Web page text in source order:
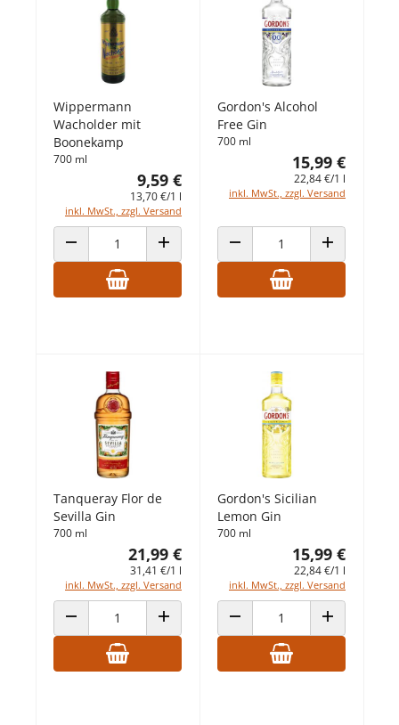
Wippermann
Wacholder mit
Boonekamp
700 ml
9,59 €
13,70 €/1 l
inkl. MwSt., zzgl. Versand
ANZAHL VERRINGERNANZAHL ERHÖHEN
Gordon's Alcohol
Free Gin
700 ml
15,99 €
22,84 €/1 l
inkl. MwSt., zzgl. Versand
ANZAHL VERRINGERNANZAHL
Tanqueray Flor de
Sevilla Gin
700 ml
21,99 €
31,41 €/1 l
inkl. MwSt., zzgl. Versand
ANZAHL VERRINGERNANZAHL ERHÖHEN
Gordon's Sicilian
Lemon Gin
700 ml
15,99 €
22,84 €/1 l
inkl. MwSt., zzgl. Versand
ANZAHL VERRINGERNANZAHL